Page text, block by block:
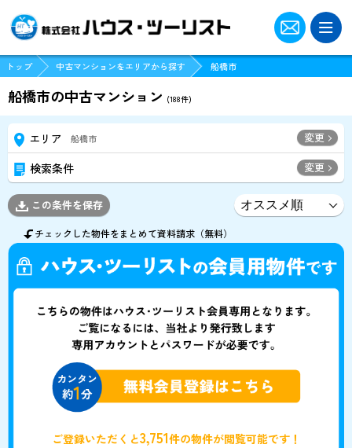
トップ 中古マンションをエリアから探す 船橋市
船橋市の中古マンション (188件)
エリア 船橋市 変更
検索条件 変更
この条件を保存
チェックした物件をまとめて資料請求（無料）
ご登録いただくと3,751件の物件が閲覧可能です！